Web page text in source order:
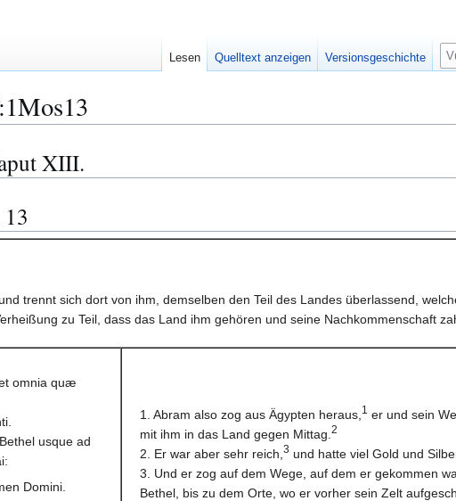
XIII.
trennt sich dort von ihm, demselben den Teil des Landes überlassend,
zu Teil, dass das Land ihm gehören und seine Nachkommenschaft
omnia quæ
usque ad
Domini.
1. Abram also zog aus Ägypten heraus, 1 er und sein
mit ihm in das Land gegen Mittag. 2
2. Er war aber sehr reich, 3 und hatte viel Gold und
3. Und er zog auf dem Wege, auf dem er gekommen
Bethel, bis zu dem Orte, wo er vorher sein Zelt
Lesen Quelltext anzeigen Versionsgeschichte
S
u
e